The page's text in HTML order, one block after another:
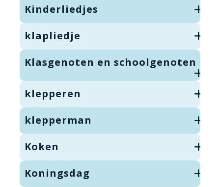
Kinderliedjes
klapliedje
Klasgenoten en schoolgenoten
klepperen
klepperman
Koken
Koningsdag